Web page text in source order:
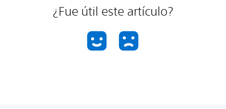
¿Fue útil este artículo?